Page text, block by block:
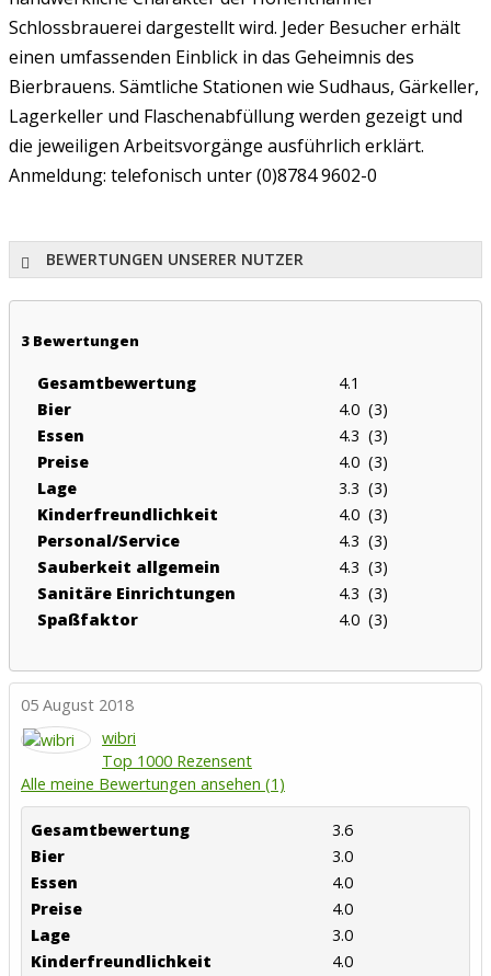
Schlossbrauerei dargestellt wird. Jeder Besucher erhält
einen umfassenden Einblick in das Geheimnis des
Bierbrauens. Sämtliche Stationen wie Sudhaus, Gärkeller,
Lagerkeller und Flaschenabfüllung werden gezeigt und
die jeweiligen Arbeitsvorgänge ausführlich erklärt.
Anmeldung: telefonisch unter (0)8784 9602-0
BEWERTUNGEN UNSERER NUTZER
3 Bewertungen
Gesamtbewertung
4.1
Bier
4.0 (3)
Essen
4.3 (3)
Preise
4.0 (3)
Lage
3.3 (3)
Kinderfreundlichkeit
4.0 (3)
Personal/Service
4.3 (3)
Sauberkeit allgemein
4.3 (3)
Sanitäre Einrichtungen
4.3 (3)
Spaßfaktor
4.0 (3)
05 August 2018
wibri
Top 1000 Rezensent
Alle meine Bewertungen ansehen (1)
Gesamtbewertung
3.6
Bier
3.0
Essen
4.0
Preise
4.0
Lage
3.0
Kinderfreundlichkeit
4.0